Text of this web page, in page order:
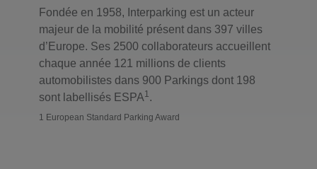
Parking Mazarine -
Odéon
27 rue Mazarine
75006 Paris
Hauteur maximale : 2
Fondée en 1958, Interparking est un acteur
majeur de la mobilité présent dans 397 villes
d’Europe. Ses 2500 collaborateurs accueillent
chaque année 121 millions de clients
automobilistes dans 900 Parkings dont 198
sont labellisés ESPA1 .
1 European Standard Parking Award